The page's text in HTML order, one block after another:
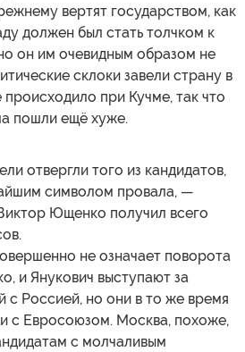
вертят государством, как
должен был стать толчком к
он им очевидным образом не
склоки завели страну в
происходило при Кучме, так что
пошли ещё хуже.
отвергли того из кандидатов,
символом провала, —
Ющенко получил всего
не означает поворота
и Янукович выступают за
с Россией, но они в то же время
с Евросоюзом. Москва, похоже,
с молчаливым